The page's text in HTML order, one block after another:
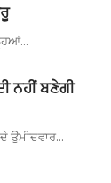
ਨਹੀਂ ਬਣੇਗੀ
ਉਮੀਦਵਾਰ…